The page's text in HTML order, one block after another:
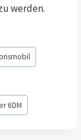
werden.
6DM